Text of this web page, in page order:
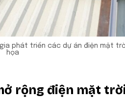
phát triển các dự án điện mặt
họa
rộng điện mặt